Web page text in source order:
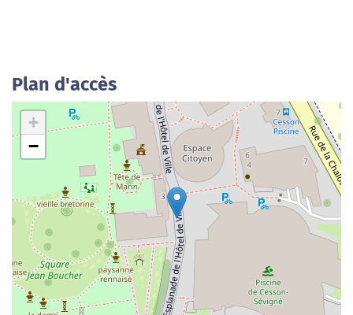
Plan d'accès
+
−